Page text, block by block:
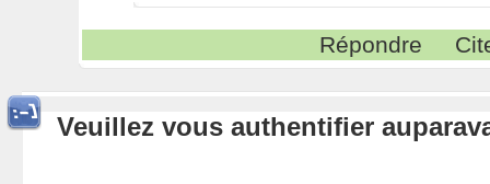
Répondre
Veuillez vous authentifier